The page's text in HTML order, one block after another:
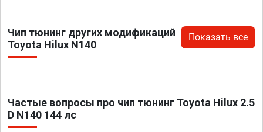
Чип тюнинг других модификаций
Toyota Hilux N140
Показать все
Частые вопросы про чип тюнинг Toyota Hilux 2.5
D N140 144 лс